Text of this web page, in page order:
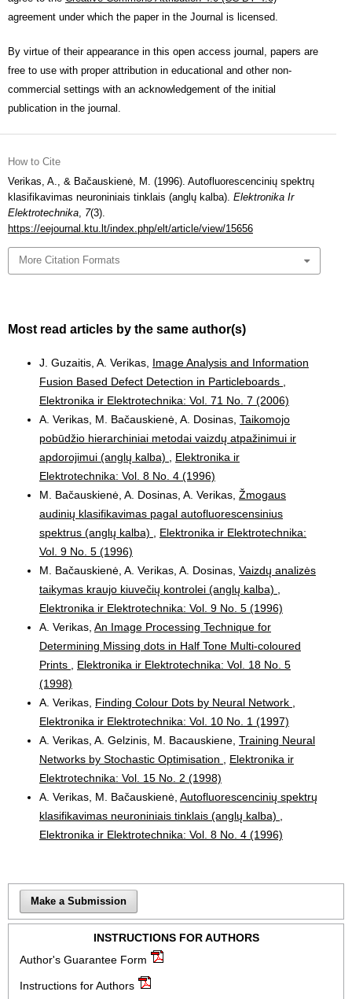
agreement under which the paper in the Journal is licensed.
By virtue of their appearance in this open access journal, papers are
free to use with proper attribution in educational and other non-
commercial settings with an acknowledgement of the initial
publication in the journal.
How to Cite
Verikas, A., & Bačauskienė, M. (1996). Autofluorescencinių spektrų
klasifikavimas neuroniniais tinklais (anglų kalba). Elektronika Ir
Elektrotechnika, 7(3).
https://eejournal.ktu.lt/index.php/elt/article/view/15656
More Citation Formats
Most read articles by the same author(s)
J. Guzaitis, A. Verikas, Image Analysis and Information
Fusion Based Defect Detection in Particleboards
Elektronika ir Elektrotechnika: Vol. 71 No. 7 (2006)
A. Verikas, M. Bačauskienė, A. Dosinas, Taikomojo
pobūdžio hierarchiniai metodai vaizdų atpažinimui ir
apdorojimui (anglų kalba)
Elektronika ir
Elektrotechnika: Vol. 8 No. 4 (1996)
M. Bačauskienė, A. Dosinas, A. Verikas, Žmogaus
audinių klasifikavimas pagal autofluorescensinius
spektrus (anglų kalba)
Elektronika ir Elektrotechnika:
Vol. 9 No. 5 (1996)
M. Bačauskienė, A. Verikas, A. Dosinas, Vaizdų analizės
taikymas kraujo kiuvečių kontrolei (anglų kalba)
Elektronika ir Elektrotechnika: Vol. 9 No. 5 (1996)
A. Verikas, An Image Processing Technique for
Determining Missing dots in Half Tone Multi-coloured
Prints
Elektronika ir Elektrotechnika: Vol. 18 No. 5
(1998)
A. Verikas, Finding Colour Dots by Neural Network
Elektronika ir Elektrotechnika: Vol. 10 No. 1 (1997)
A. Verikas, A. Gelzinis, M. Bacauskiene, Training Neural
Networks by Stochastic Optimisation
Elektronika ir
Elektrotechnika: Vol. 15 No. 2 (1998)
A. Verikas, M. Bačauskienė, Autofluorescencinių spektrų
klasifikavimas neuroniniais tinklais (anglų kalba)
Elektronika ir Elektrotechnika: Vol. 8 No. 4 (1996)
Make a Submission
INSTRUCTIONS FOR AUTHORS
Author's Guarantee Form
Instructions for Authors